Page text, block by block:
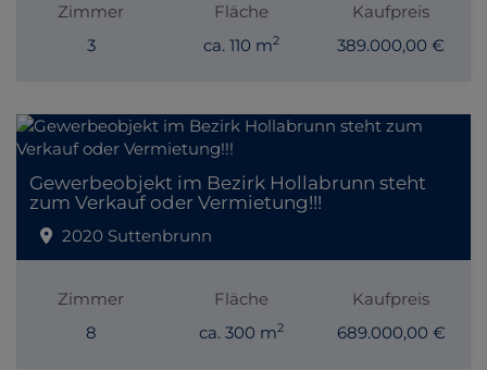
Zimmer
3
Fläche
ca. 110 m2
Kaufpreis
389.000,00 €
Gewerbeobjekt im Bezirk Hollabrunn steht
zum Verkauf oder Vermietung!!!
2020 Suttenbrunn
Zimmer
8
Fläche
ca. 300 m2
Kaufpreis
689.000,00 €